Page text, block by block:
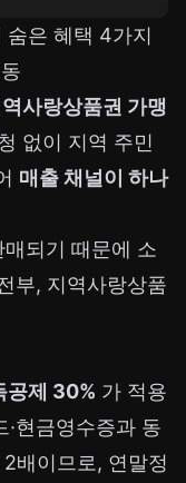
숨은 혜택 4가지
사랑상품권 가맹
없이 지역 주민
매출 채널이 하나
되기 때문에 소
부, 지역사랑상품
공제 30% 가 적용
현금영수증과 동
배이므로, 연말정